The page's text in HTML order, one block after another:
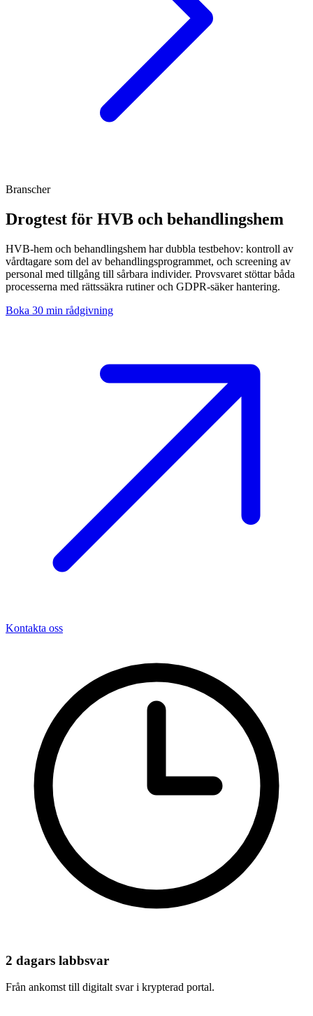
Branscher
Drogtest för HVB och behandlingshem
HVB-hem och behandlingshem har dubbla testbehov: kontroll av
vårdtagare som del av behandlingsprogrammet, och screening av
personal med tillgång till sårbara individer. Provsvaret stöttar båda
processerna med rättssäkra rutiner och GDPR-säker hantering.
Boka 30 min rådgivning
Kontakta oss
2 dagars labbsvar
Från ankomst till digitalt svar i krypterad portal.